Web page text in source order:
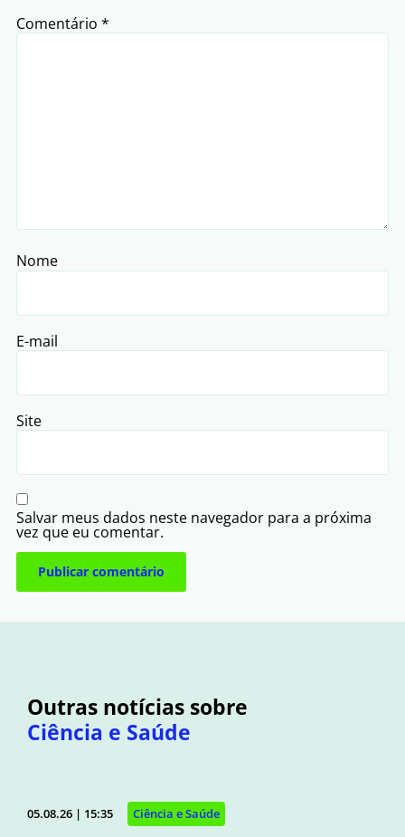
Comentário *
Nome
E-mail
Site
Salvar meus dados neste navegador para a próxima
vez que eu comentar.
Outras notícias sobre
Ciência e Saúde
05.08.26 | 15:35 Ciência e Saúde